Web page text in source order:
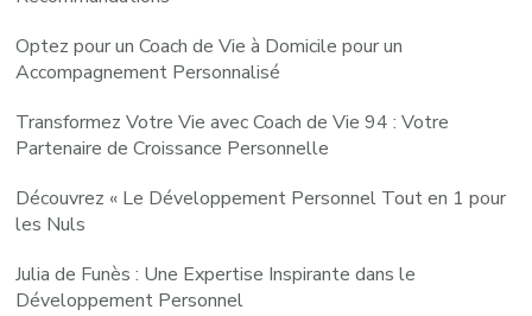
Optez pour un Coach de Vie à Domicile pour un
Accompagnement Personnalisé
Transformez Votre Vie avec Coach de Vie 94 : Votre
Partenaire de Croissance Personnelle
Découvrez « Le Développement Personnel Tout en 1 pour
les Nuls
Julia de Funès : Une Expertise Inspirante dans le
Développement Personnel